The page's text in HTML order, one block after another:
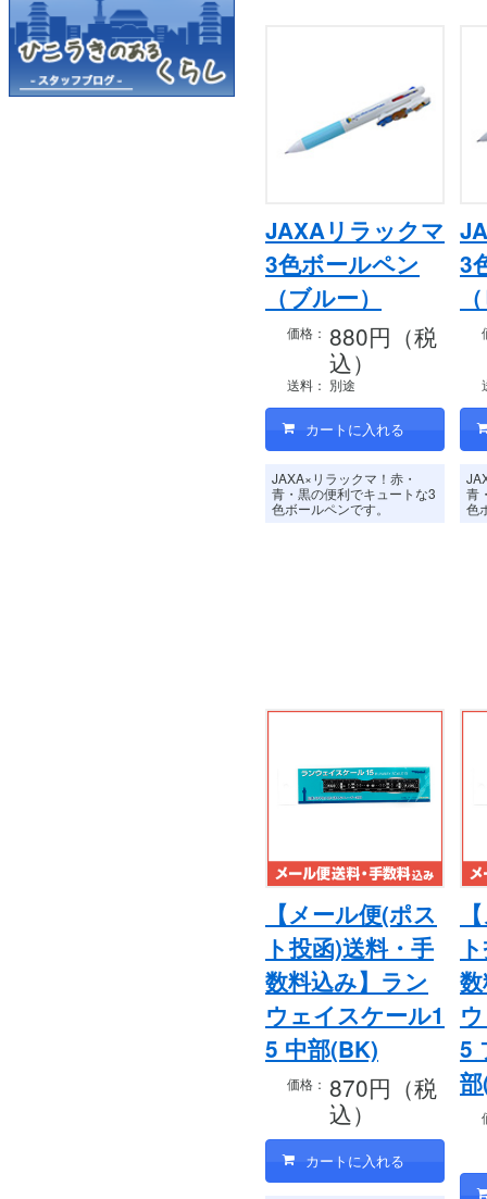
JAXAリラックマ
3色ボールペン
（ブルー）
価格： 880円（税
込）
送料： 別途
JAXA×リラックマ！赤・
青・黒の便利でキュートな3
色ボールペンです。
3
青
色
【メール便(ポス
ト投函)送料・手
数料込み】ラン
ウェイスケール1
5 中部(BK)
価格： 870円（税
込）
5